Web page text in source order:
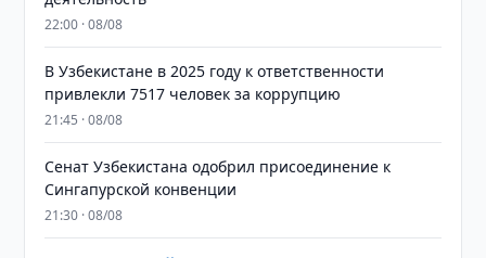
22:00 · 08/08
В Узбекистане в 2025 году к ответственности
привлекли 7517 человек за коррупцию
21:45 · 08/08
Сенат Узбекистана одобрил присоединение к
Сингапурской конвенции
21:30 · 08/08